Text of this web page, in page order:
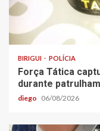
BIRIGUI POLÍCIA
Força Tática
durante
diego 06/08/2026